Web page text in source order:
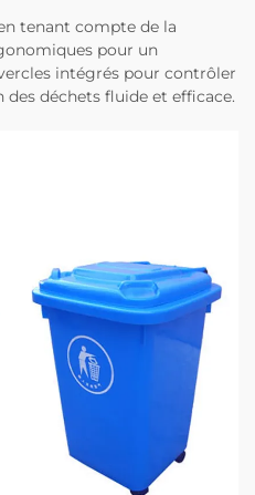
tenant compte de la
pour un
intégrés pour contrôler
déchets fluide et efficace.